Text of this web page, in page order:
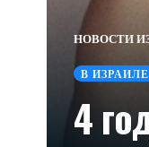
НОВОСТИ
В ИЗРАИЛЕ
4